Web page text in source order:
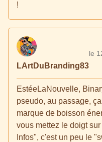
!
LArtDuBranding83
le
EstéeLaNouvelle,
pseudo, au passage,
marque de boisson
vous mettez le doigt
Infos", c'est un peu le